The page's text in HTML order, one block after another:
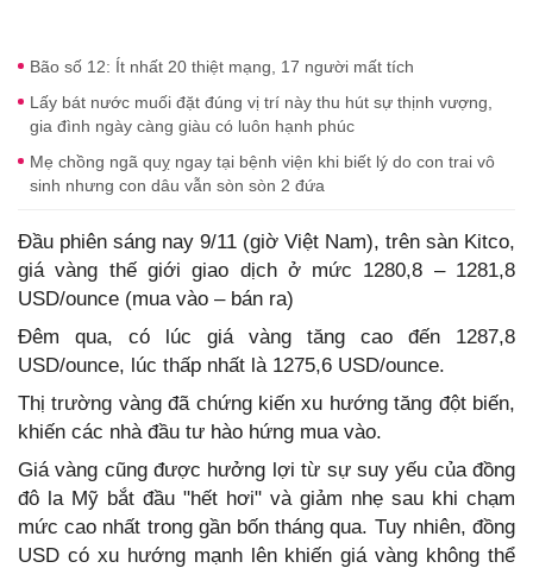
Bão số 12: Ít nhất 20 thiệt mạng, 17 người mất tích
Lấy bát nước muối đặt đúng vị trí này thu hút sự thịnh vượng,
gia đình ngày càng giàu có luôn hạnh phúc
Mẹ chồng ngã quỵ ngay tại bệnh viện khi biết lý do con trai vô
sinh nhưng con dâu vẫn sòn sòn 2 đứa
Đầu phiên sáng nay 9/11 (giờ Việt Nam), trên sàn Kitco,
giá vàng thế giới giao dịch ở mức 1280,8 – 1281,8
USD/ounce (mua vào – bán ra)
Đêm qua, có lúc giá vàng tăng cao đến 1287,8
USD/ounce, lúc thấp nhất là 1275,6 USD/ounce.
Thị trường vàng đã chứng kiến xu hướng tăng đột biến,
khiến các nhà đầu tư hào hứng mua vào.
Giá vàng cũng được hưởng lợi từ sự suy yếu của đồng
đô la Mỹ bắt đầu "hết hơi" và giảm nhẹ sau khi chạm
mức cao nhất trong gần bốn tháng qua. Tuy nhiên, đồng
USD có xu hướng mạnh lên khiến giá vàng không thể